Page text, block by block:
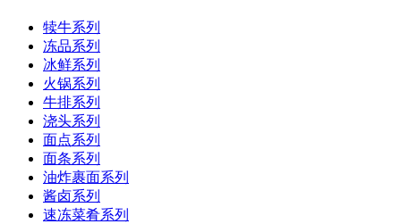
犊牛系列
冻品系列
冰鲜系列
火锅系列
牛排系列
浇头系列
面点系列
面条系列
油炸裹面系列
酱卤系列
速冻菜肴系列